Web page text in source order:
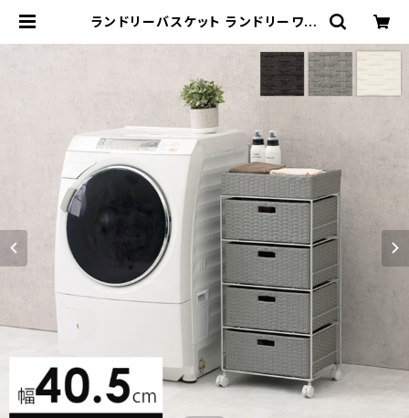
ランドリーバスケット ランドリーワゴ
収納 新生活 一人暮らし 幅40.5 高さ
85 | 家具テイスト